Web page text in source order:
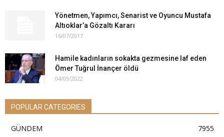
Yönetmen, Yapımcı, Senarist ve Oyuncu Mustafa
Altıoklar’a Gözaltı Kararı
16/07/2017
Hamile kadınların sokakta gezmesine laf eden
Ömer Tuğrul İnançer öldü
04/09/2022
POPULAR CATEGORIES
GÜNDEM
7955